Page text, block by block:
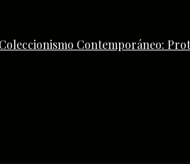
Contemporáneo: